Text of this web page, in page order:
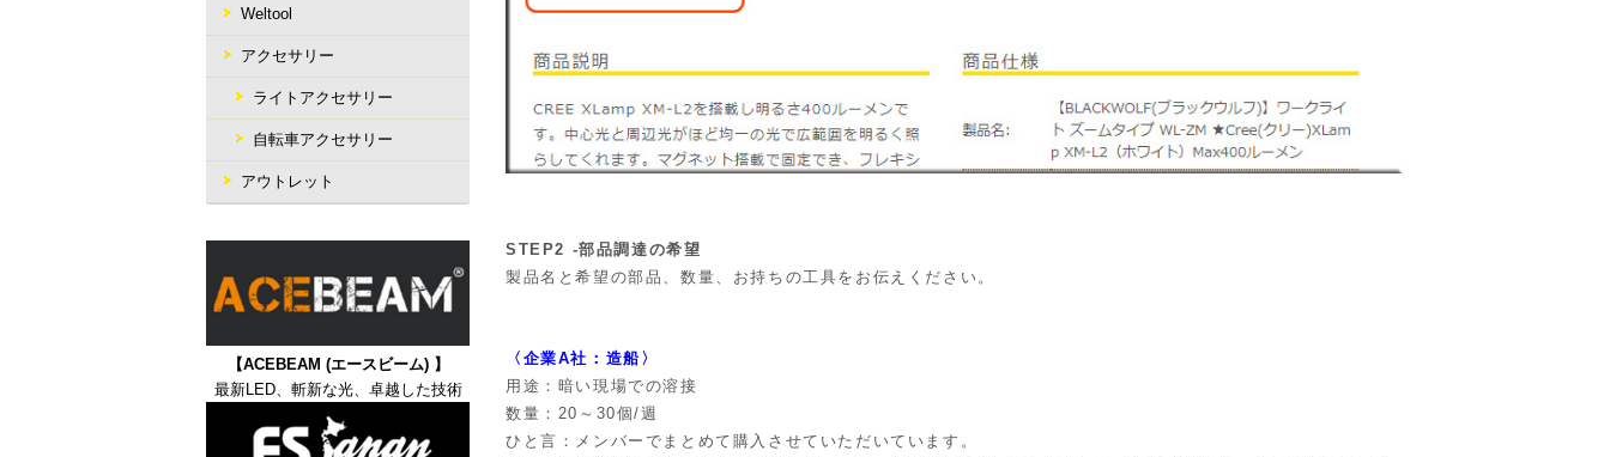
STEP2 ‐部品調達の希望
製品名と希望の部品、数量、お持ちの工具をお伝えください。
〈企業A社：造船〉
用途：暗い現場での溶接
数量：20～30個/週
ひと言：メンバーでまとめて購入させていただいています。
Weltool
アクセサリー
ライトアクセサリー
自転車アクセサリー
アウトレット
【ACEBEAM (エースビーム) 】
最新LED、斬新な光、卓越した技術